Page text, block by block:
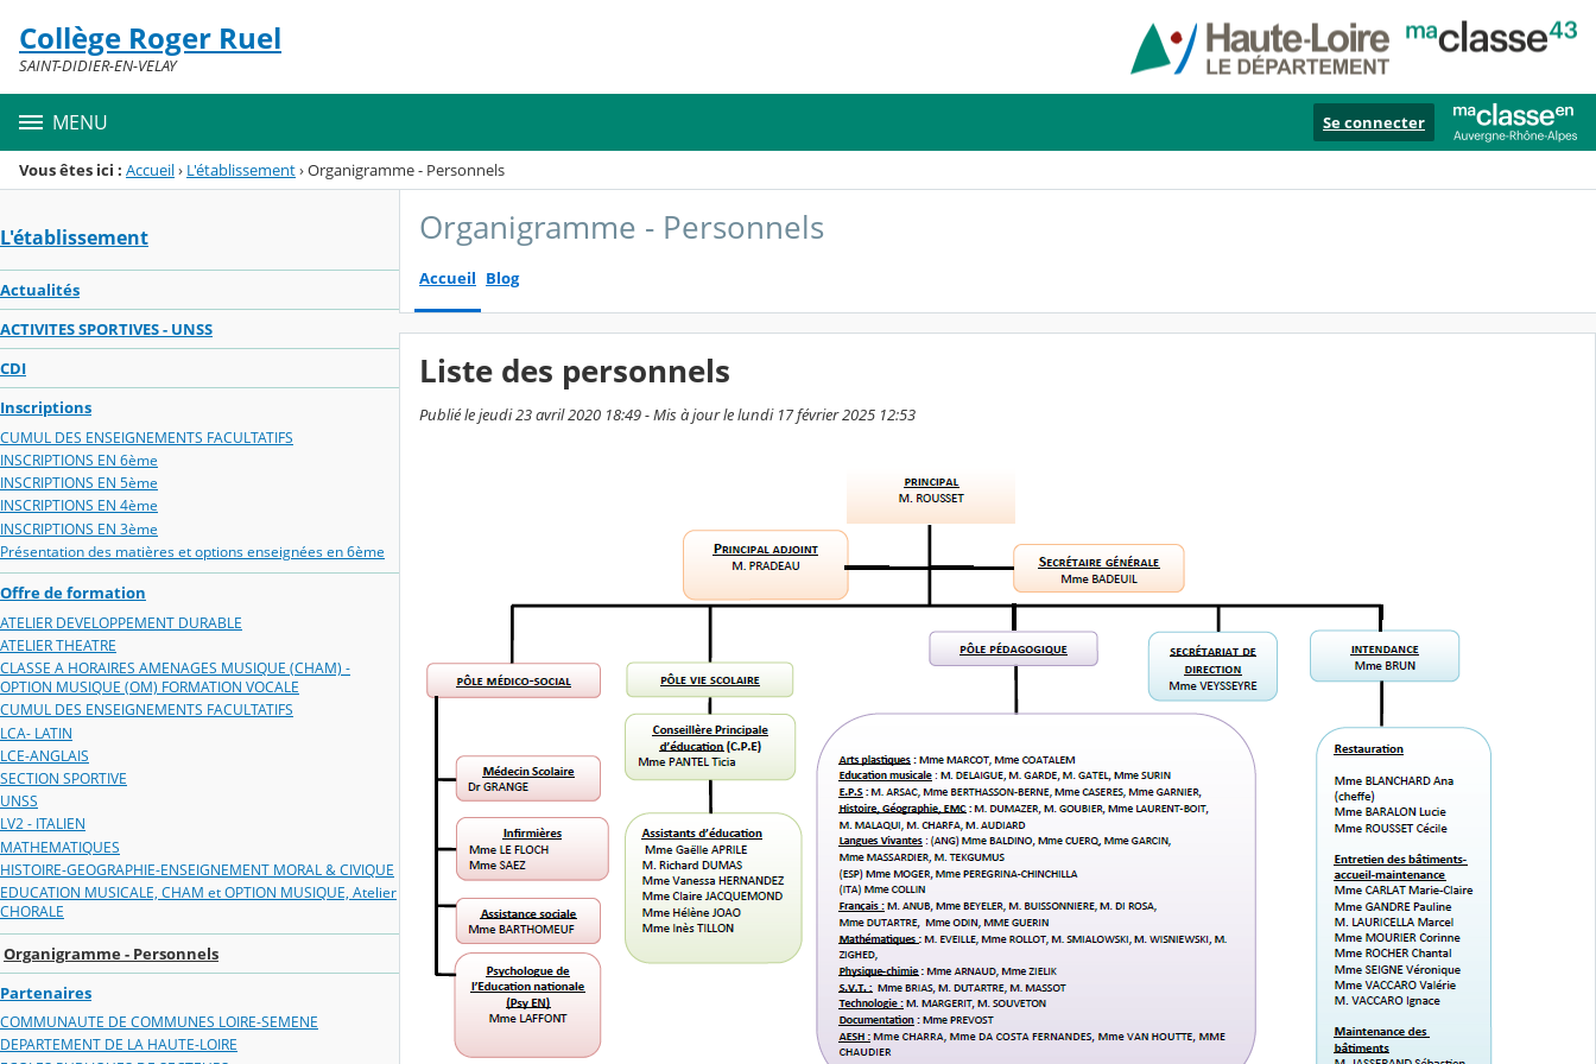
Menu de la rubrique
Contenu
Collège Roger Ruel
SAINT-DIDIER-EN-VELAY
MENU Se connecter
Vous êtes ici : Accueil› L'établissement›Organigramme - Personnels
L'établissement
Actualités
ACTIVITES SPORTIVES - UNSS
CDI
Inscriptions
CUMUL DES ENSEIGNEMENTS FACULTATIFS
INSCRIPTIONS EN 6ème
INSCRIPTIONS EN 5ème
INSCRIPTIONS EN 4ème
INSCRIPTIONS EN 3ème
Présentation des matières et options enseignées en 6ème
Offre de formation
ATELIER DEVELOPPEMENT DURABLE
ATELIER THEATRE
CLASSE A HORAIRES AMENAGES MUSIQUE (CHAM) -
OPTION MUSIQUE (OM) FORMATION VOCALE
CUMUL DES ENSEIGNEMENTS FACULTATIFS
LCA- LATIN
LCE-ANGLAIS
SECTION SPORTIVE
UNSS
LV2 - ITALIEN
MATHEMATIQUES
HISTOIRE-GEOGRAPHIE-ENSEIGNEMENT MORAL & CIVIQUE
EDUCATION MUSICALE, CHAM et OPTION MUSIQUE, Atelier
CHORALE
Organigramme - Personnels
Partenaires
COMMUNAUTE DE COMMUNES LOIRE-SEMENE
DEPARTEMENT DE LA HAUTE-LOIRE
Organigramme - Personnels
Accueil Blog
Liste des personnels
Publié le jeudi 23 avril 2020 18:49 - Mis à jour le lundi 17 février 2025 12:53